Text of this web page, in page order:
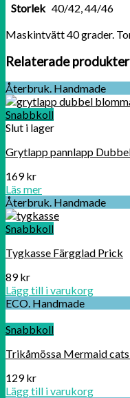
Storlek 40/42, 44/46
Maskintvätt 40 grader.
Relaterade produkter
Återbruk. Handmade
Snabbkoll
Slut i lager
Grytlapp pannlapp
169kr
Läs mer
Återbruk. Handmade
Snabbkoll
Tygkasse Färgglad Prick
89kr
Lägg till i varukorg
ECO. Handmade
Snabbkoll
Trikåmössa Mermaid
129kr
Lägg till i varukorg